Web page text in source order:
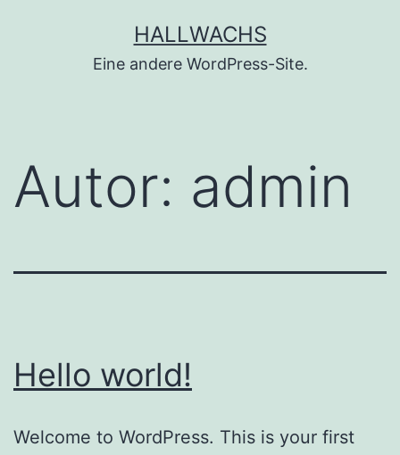
HALLWACHS
Eine andere WordPress-Site.
Autor: admin
Hello world!
Welcome to WordPress. This is your first